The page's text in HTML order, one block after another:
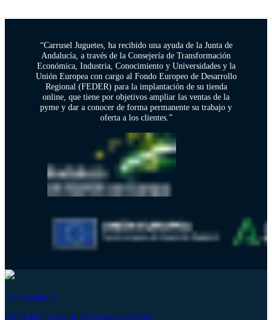
“Carrusel Juguetes, ha recibido una ayuda de la Junta de
Andalucía, a través de la Consejería de Transformación
Económica, Industria, Conocimiento y Universidades y la
Unión Europea con cargo al Fondo Europeo de Desarrollo
Regional (FEDER) para la implantación de su tienda
online, que tiene por objetivos ampliar las ventas de la
pyme y dar a conocer de forma permanente su trabajo y
oferta a los clientes.”
C/ Castilla, 1
CP 11402, Jerez de la Frontera (Cádiz)